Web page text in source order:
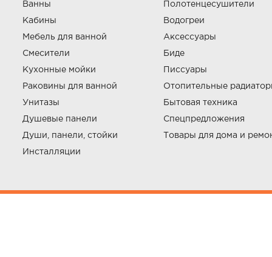
Ванны
Кабины
Мебель для ванной
Смесители
Кухонные мойки
Раковины для ванной
Унитазы
Душевые панели
Души, панели, стойки
Инсталляции
Полотенцесушители
Водогреи
Аксессуары
Биде
Писсуары
Отопительные
Бытовая техника
Спецпредложения
Товары для дома и